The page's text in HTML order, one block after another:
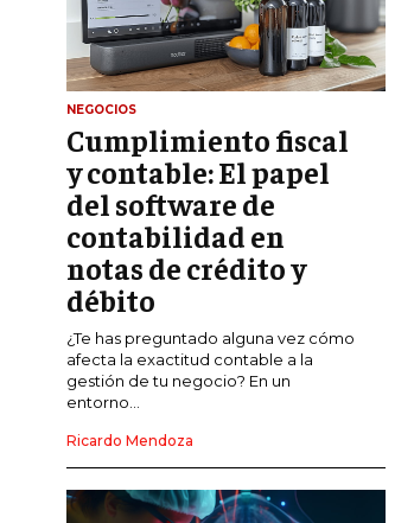
ÉXITO EMPRESARIAL Y CASOS DE
ESTUDIO
GOBIERNO CORPORATIVO
NEGOCIOS
ESTRATEGIAS DE NEGOCIOS
MARKETING B2B
MARKETING B2C
FRANQUICIAS
MARKETING DE INFLUENCERS
E-COMMERCE
NEGOCIOS
Cumplimiento fiscal
y contable: El papel
del software de
contabilidad en
notas de crédito y
débito
¿Te has preguntado alguna vez cómo
afecta la exactitud contable a la
gestión de tu negocio? En un
entorno...
Ricardo Mendoza